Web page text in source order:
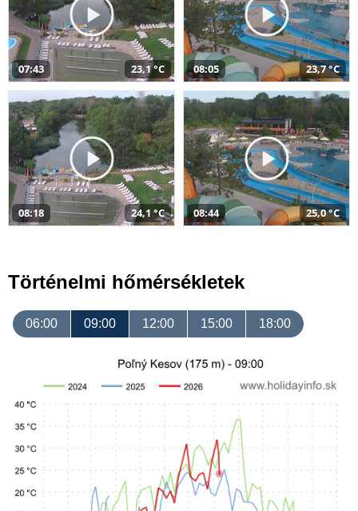
07:43 23,1 °C 08:05 23,7 °C
08:18 24,1 °C 08:44 25,0 °C
Történelmi hőmérsékletek
06:00 09:00 12:00 15:00 18:00